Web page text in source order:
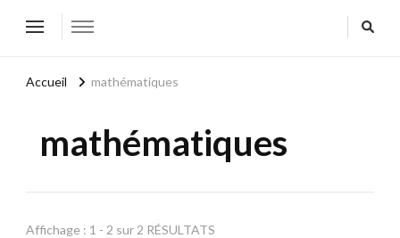
Accueil mathématiques
mathématiques
Affichage : 1 - 2 sur 2 RÉSULTATS